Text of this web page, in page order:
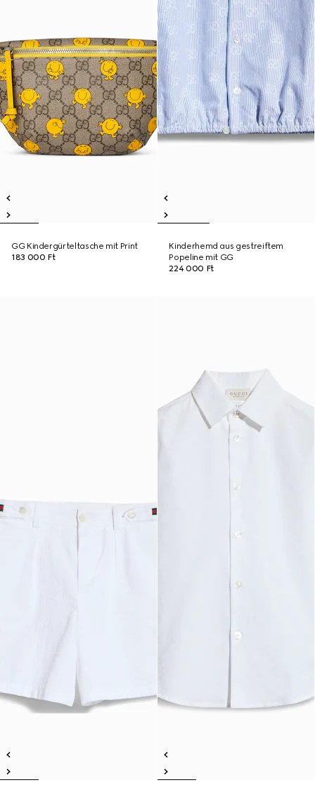
GG Kindergürteltasche mit Print
183 000 Ft
Kinderhemd aus gestreiftem
Popeline mit GG
224 000 Ft